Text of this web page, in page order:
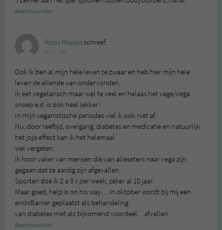
Beantwoorden
Roos Roosjeschreef:
Ook ik ben al mijn hele leven te zwaar en heb hier mijn hele
leven de ellende van ondervonden.
Ik eet vegetarisch maar wel te veel en helaas het vege/vega
snoep e.d. is ook heel lekker !
In mijn veganistische periodes viel ik ook niet af.
Nu, door leeftijd, overgang, diabetes en medicatie en natuurlijk
het jojo effect kan ik het helemaal
wel vergeten.
Ik hoor vaker van mensen die van alleseters naar vega zijn
gegaan dat ze aardig zijn afgevallen.
Sporten doe ik 2 a 3 x per week, zeker al 10 jaar.
Maar goed, help is on his way… in oktober wordt bij mij een
endoBarrier geplaatst als behandeling
van diabetes met als bijkomend voordeel…afvallen.
Beantwoorden